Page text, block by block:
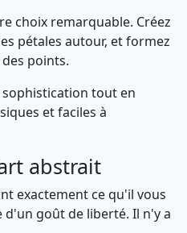
choix remarquable. Créez
pétales autour, et formez
points.
tout en
et faciles à
abstrait
exactement ce qu'il vous
d'un goût de liberté. Il n'y a